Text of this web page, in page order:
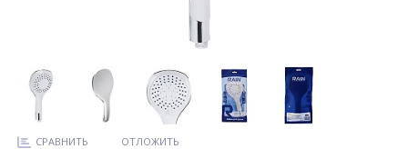
СРАВНИТЬ ОТЛОЖИТЬ